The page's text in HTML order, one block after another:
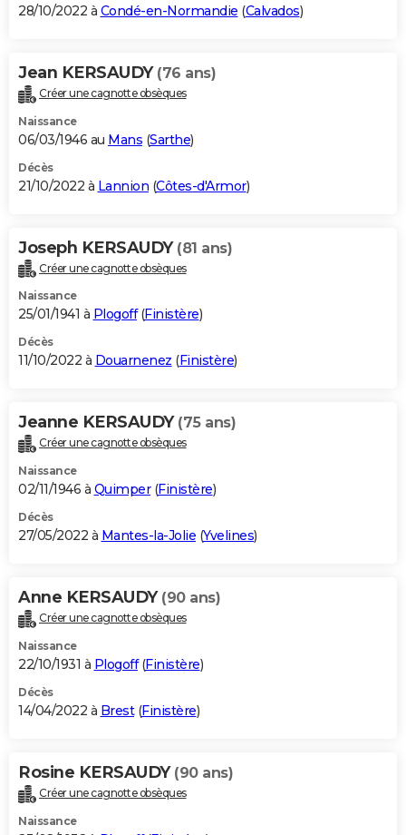
28/10/2022 à Condé-en-Normandie (Calvados)
Jean KERSAUDY (76 ans)
Créer une cagnotte obsèques
Naissance
06/03/1946 au Mans (Sarthe)
Décès
21/10/2022 à Lannion (Côtes-d'Armor)
Joseph KERSAUDY (81 ans)
Créer une cagnotte obsèques
Naissance
25/01/1941 à Plogoff(Finistère)
Décès
11/10/2022 à Douarnenez (Finistère)
Jeanne KERSAUDY (75 ans)
Créer une cagnotte obsèques
Naissance
02/11/1946 à Quimper(Finistère)
Décès
27/05/2022 à Mantes-la-Jolie (Yvelines)
Anne KERSAUDY (90 ans)
Créer une cagnotte obsèques
Naissance
22/10/1931 à Plogoff(Finistère)
Décès
14/04/2022 à Brest(Finistère)
Rosine KERSAUDY (90 ans)
Créer une cagnotte obsèques
Naissance